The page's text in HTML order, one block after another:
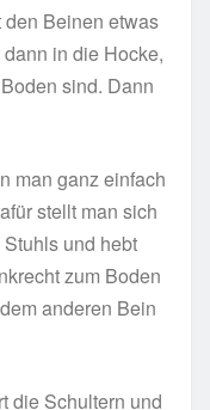
Beinen etwas
in die Hocke,
sind. Dann
man ganz einfach
stellt man sich
und hebt
zum Boden
anderen Bein
die Schultern und